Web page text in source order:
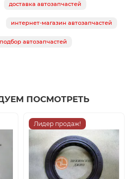
доставка автозапчастей
интернет-магазин автозапчастей
подбор автозапчастей
ПОСМОТРЕТЬ
Лидер продаж!